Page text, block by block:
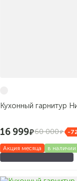
Кухонный гарнитур
16 999 60 000 -
Акция месяца в наличии